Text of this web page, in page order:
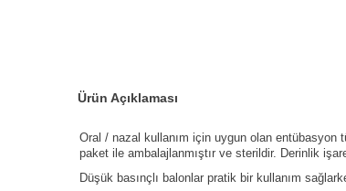
Ürün Açıklaması
Oral / nazal kullanım için uygun olan entübasyon
paket ile ambalajlanmıştır ve sterildir. Derinlik
Düşük basınçlı balonlar pratik bir kullanım